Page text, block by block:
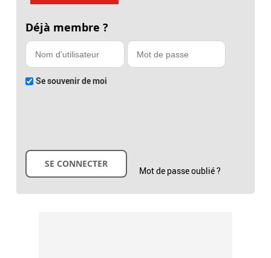
Déjà membre ?
Se souvenir de moi
Mot de passe oublié ?